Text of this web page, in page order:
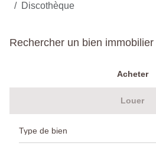
Discothèque
Rechercher un bien immobilier
Acheter
Louer